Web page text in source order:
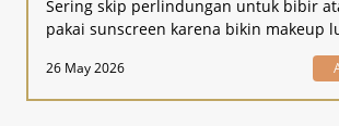
Sering skip perlindungan untuk bibir
pakai sunscreen karena bikin makeup
26 May 2026